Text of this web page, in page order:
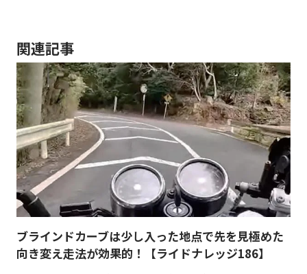
関連記事
ブラインドカーブは少し入った地点で先を見極めた
向き変え走法が効果的！【ライドナレッジ186】